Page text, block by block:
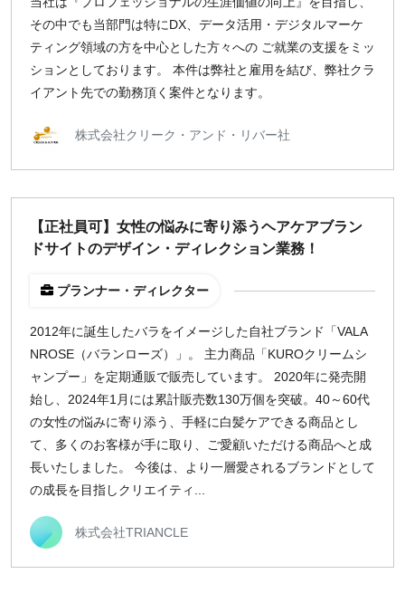
新規事業
スタートアップ
土日週末OK
週5日
週1日
地域
大阪
名古屋
京都
募集状況
募集中のみ表示
その中でも当部門は特にDX、データ活用・デジタルマーケ
ティング領域の方を中心とした方々への ご就業の支援をミッ
ションとしております。 本件は弊社と雇用を結び、弊社クラ
イアント先での勤務頂く案件となります。
株式会社クリーク・アンド・リバー社
【正社員可】女性の悩みに寄り添うヘアケアブラン
ドサイトのデザイン・ディレクション業務！
プランナー・ディレクター
2012年に誕生したバラをイメージした自社ブランド「VALA
NROSE（バランローズ）」。 主力商品「KUROクリームシ
ャンプー」を定期通販で販売しています。 2020年に発売開
始し、2024年1月には累計販売数130万個を突破。40～60代
の女性の悩みに寄り添う、手軽に白髪ケアできる商品とし
て、多くのお客様が手に取り、ご愛顧いただける商品へと成
長いたしました。 今後は、より一層愛されるブランドとして
の成長を目指しクリエイティ...
株式会社TRIANCLE